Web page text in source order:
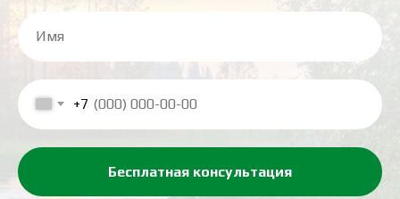
+7
Бесплатная консультация